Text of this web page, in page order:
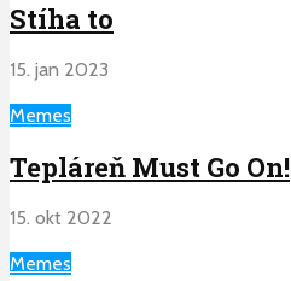
Stíha to
15. jan 2023
Memes
Tepláreň Must Go On!
15. okt 2022
Memes